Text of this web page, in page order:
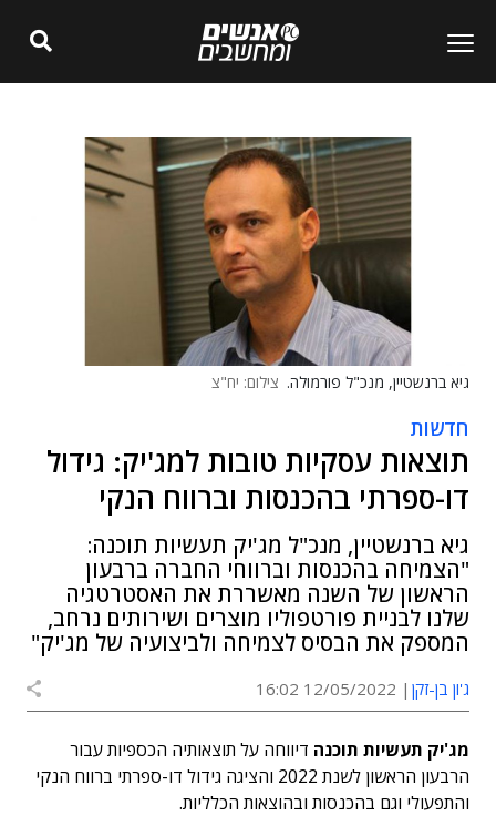
גיא ברנשטיין, מנכ"ל פורמולה. צילום: יח"צ
חדשות
תוצאות עסקיות טובות למג'יק: גידול
דו-ספרתי בהכנסות וברווח הנקי
גיא ברנשטיין, מנכ"ל מג'יק תעשיות תוכנה:
"הצמיחה בהכנסות וברווחי החברה ברבעון
הראשון של השנה מאשררת את האסטרטגיה
שלנו לבניית פורטפוליו מוצרים ושירותים נרחב,
המספק את הבסיס לצמיחה ולביצועיה של מג'יק"
ג'ון בן-זקן 12/05/2022 16:02
מג'יק תעשיות תוכנה דיווחה על תוצאותיה הכספיות עבור
הרבעון הראשון לשנת 2022 והציגה גידול דו-ספרתי ברווח הנקי
והתפעולי וגם בהכנסות ובהוצאות הכלליות.